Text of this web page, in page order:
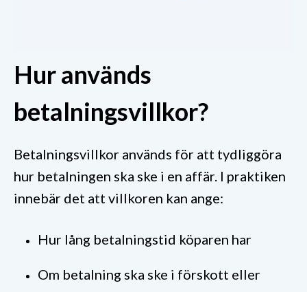
Hur används
betalningsvillkor?
Betalningsvillkor används för att tydliggöra
hur betalningen ska ske i en affär. I praktiken
innebär det att villkoren kan ange:
Hur lång betalningstid köparen har
Om betalning ska ske i förskott eller